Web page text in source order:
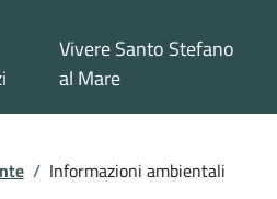
Vivere Santo Stefano
al Mare
/ Informazioni ambientali